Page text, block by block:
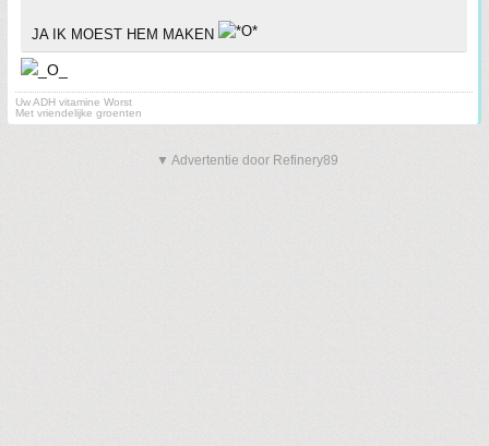
JA IK MOEST HEM MAKEN
Uw ADH vitamine Worst
Met vriendelijke groenten
▼ Advertentie door Refinery89